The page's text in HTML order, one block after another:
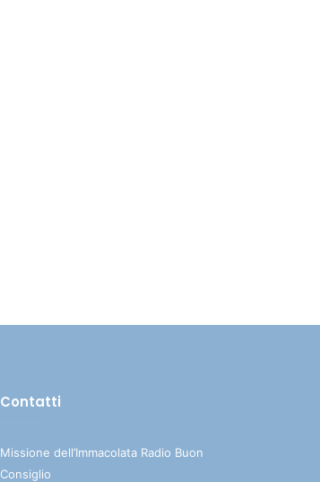
Contatti
Missione dell’Immacolata Radio Buon
Consiglio